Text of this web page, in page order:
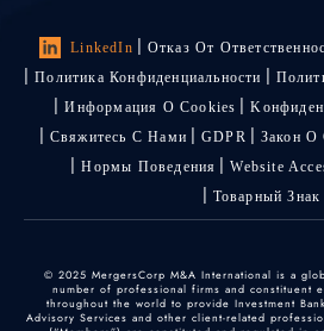
LinkedIn Отказ От
Политика Конфиденциальности
Информация О Cookies
Свяжитесь С Нами
GDPR
Закон О
Нормы Поведения
Website
Товарный Знак
© 2025 MergersCorp M&A International is a
number of professional firms and constituent
throughout the world to provide Investment
Advisory Services and other client-related